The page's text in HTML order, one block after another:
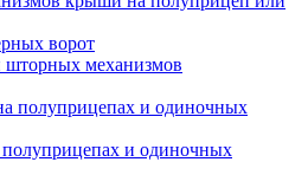
ворот
механизмов
полуприцепах и одиночных
и одиночных